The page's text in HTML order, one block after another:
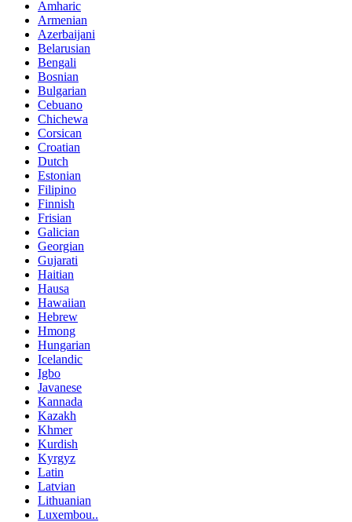
Amharic
Armenian
Azerbaijani
Belarusian
Bengali
Bosnian
Bulgarian
Cebuano
Chichewa
Corsican
Croatian
Dutch
Estonian
Filipino
Finnish
Frisian
Galician
Georgian
Gujarati
Haitian
Hausa
Hawaiian
Hebrew
Hmong
Hungarian
Icelandic
Igbo
Javanese
Kannada
Kazakh
Khmer
Kurdish
Kyrgyz
Latin
Latvian
Lithuanian
Luxembou..